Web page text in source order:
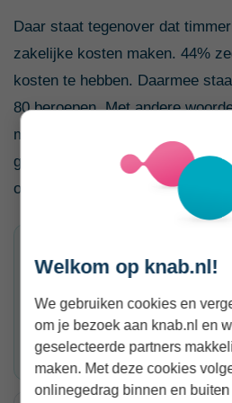
Daar staat tegenover dat
zakelijke kosten maken. 44%
kosten te hebben. Daarmee
80 beroepen. Met andere
maar je moet je tarief wel zo
gereedschap, vervoer,
onderhoud goed worden
Veel vraag naar
91%
plek 7 van 80 beroepen
Welkom op knab.nl!
We gebruiken cookies en
om je bezoek aan knab.nl en
geselecteerde partners
maken. Met deze cookies
onlinegedrag binnen en